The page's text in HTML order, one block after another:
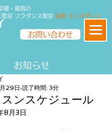
橋・蔵前の
教室 フラダンス教室 気軽 キッズダンス
お問い合わせ
​​お知らせ
ンスケジュール
29日 読了時間: 3分
8月3日